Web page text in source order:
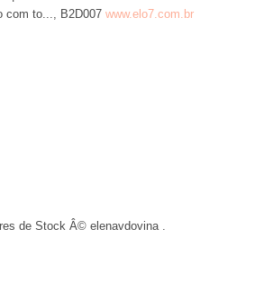
com to..., B2D007 www.elo7.com.br
de Stock Â© elenavdovina .